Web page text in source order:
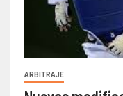
ARBITRAJE